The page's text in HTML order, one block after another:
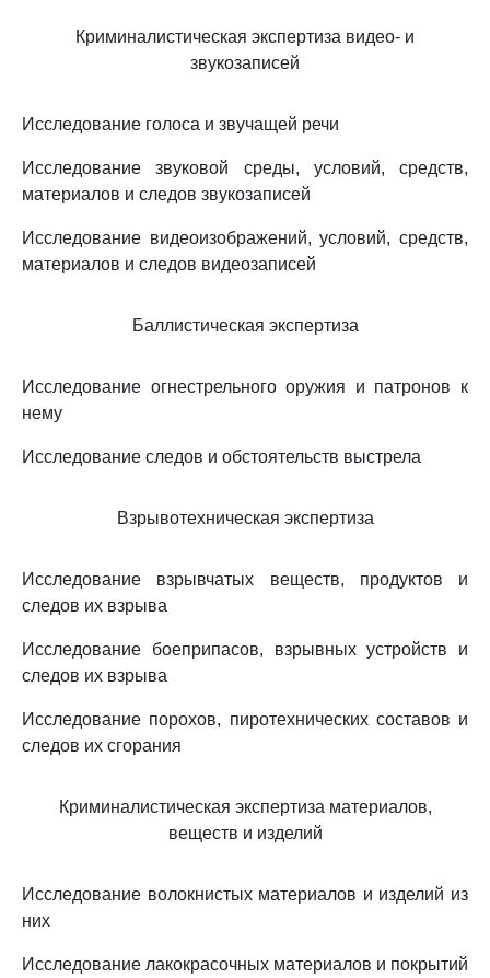
Криминалистическая экспертиза видео- и
звукозаписей
Исследование голоса и звучащей речи
Исследование звуковой среды, условий, средств,
материалов и следов звукозаписей
Исследование видеоизображений, условий, средств,
материалов и следов видеозаписей
Баллистическая экспертиза
Исследование огнестрельного оружия и патронов к
нему
Исследование следов и обстоятельств выстрела
Взрывотехническая экспертиза
Исследование взрывчатых веществ, продуктов и
следов их взрыва
Исследование боеприпасов, взрывных устройств и
следов их взрыва
Исследование порохов, пиротехнических составов и
следов их сгорания
Криминалистическая экспертиза материалов,
веществ и изделий
Исследование волокнистых материалов и изделий из
них
Исследование лакокрасочных материалов и покрытий